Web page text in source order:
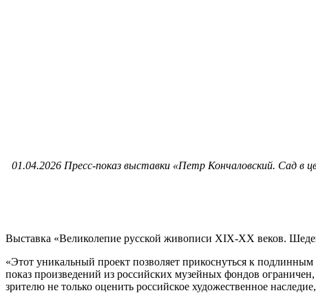
01.04.2026 Пресс-показ выставки «Петр Кончаловский. Сад в
Выставка «Великолепие русской живописи XIX-XX веков.
«Этот уникальный проект позволяет прикоснуться к
показ произведений из российских музейных фондов
зрителю не только оценить российское художественное